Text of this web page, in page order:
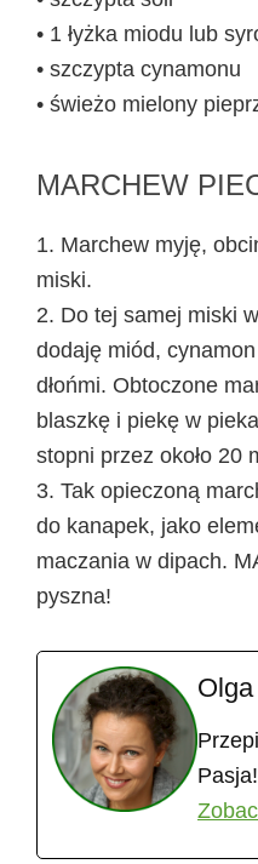
• 1 łyżka miodu lub
• szczypta cynamonu
• świeżo mielony
MARCHEW
1. Marchew myję,
miski.
2. Do tej samej miski
dodaję miód,
dłońmi. Obtoczone
blaszkę i piekę w
stopni przez około 20
3. Tak opieczoną
do kanapek, jako
maczania w dipach.
pyszna!
Pasja!